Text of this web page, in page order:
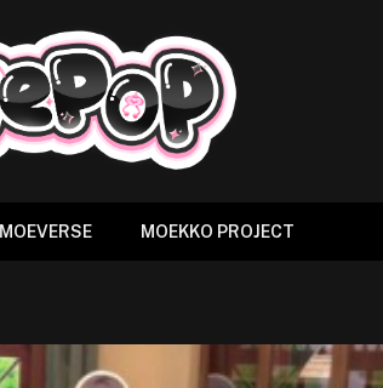
MOEVERSE MOEKKO PROJECT